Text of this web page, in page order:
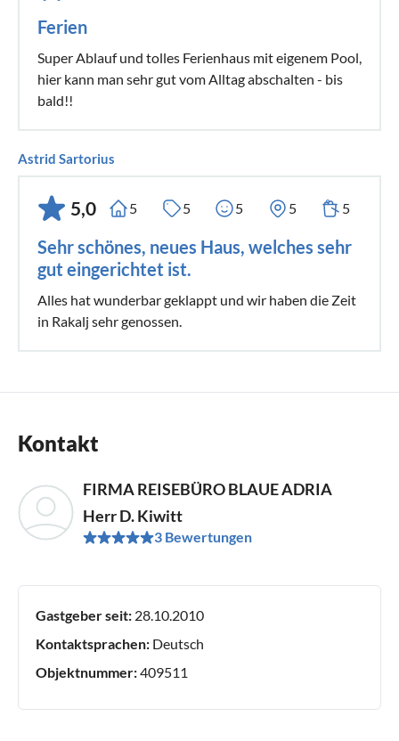
Ferien
Super Ablauf und tolles Ferienhaus mit eigenem Pool,
hier kann man sehr gut vom Alltag abschalten - bis
bald!!
Astrid Sartorius
5,0 5 5 5 5 5
Sehr schönes, neues Haus, welches sehr
gut eingerichtet ist.
Alles hat wunderbar geklappt und wir haben die Zeit
in Rakalj sehr genossen.
Kontakt
FIRMA REISEBÜRO BLAUE ADRIA
Herr D. Kiwitt
3 Bewertungen
Gastgeber seit: 28.10.2010
Kontaktsprachen: Deutsch
Objektnummer:409511